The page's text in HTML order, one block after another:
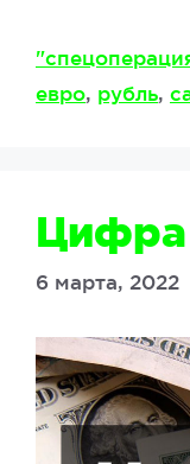
Метки
евро, рубль,
Цифра
6 марта, 2022